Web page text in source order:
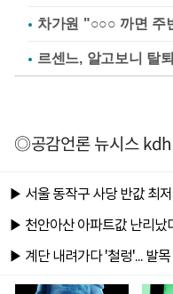
차가원 "○○○ 까면 주
르센느, 알고보니 탈
◎공감언론 뉴시스